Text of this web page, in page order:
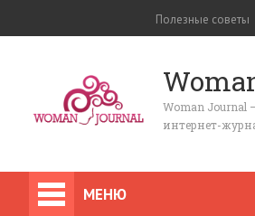
Полезные советы
Woman Journal
интернет-
МЕНЮ